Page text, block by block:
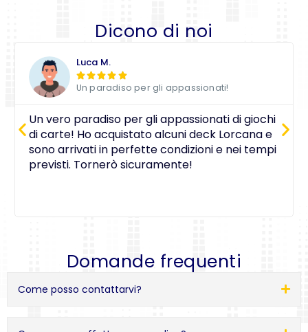
Dicono di noi
Luca M.
 
Un paradiso per gli appassionati!
Un vero paradiso per gli appassionati di giochi
di carte! Ho acquistato alcuni deck Lorcana e
sono arrivati in perfette condizioni e nei tempi
previsti. Tornerò sicuramente!
Domande frequenti
Come posso contattarvi?